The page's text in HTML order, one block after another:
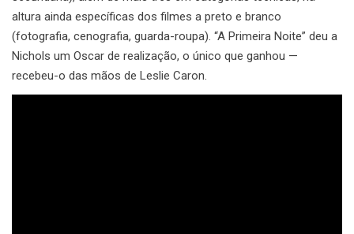
altura ainda específicas dos filmes a preto e branco
(fotografia, cenografia, guarda-roupa). “A Primeira Noite” deu a
Nichols um Oscar de realização, o único que ganhou —
recebeu-o das mãos de Leslie Caron.